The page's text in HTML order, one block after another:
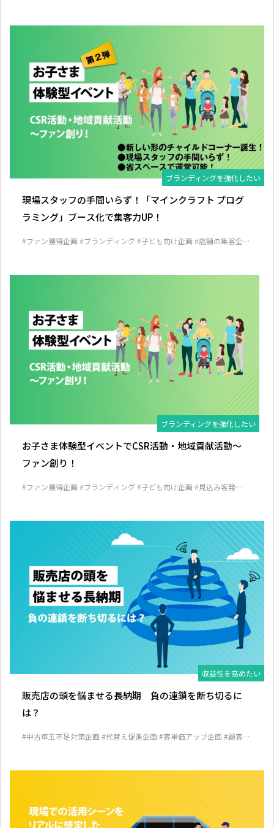
ブランディングを強化したい
現場スタッフの手間いらず！「マインクラフト プログ
ラミング」ブース化で集客力UP！
#ファン獲得企画 #ブランディング #子ども向け企画 #店舗の集客企画
ブランディングを強化したい
お子さま体験型イベントでCSR活動・地域貢献活動～
ファン創り！
#ファン獲得企画 #ブランディング #子ども向け企画 #見込み客発掘
収益性を高めたい
販売店の頭を悩ませる長納期 負の連鎖を断ち切るに
は？
#中古車玉不足対策企画 #代替え促進企画 #客単価アップ企画 #顧客囲